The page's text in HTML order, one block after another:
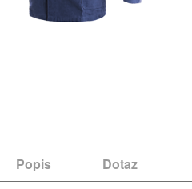
Popis Dotaz